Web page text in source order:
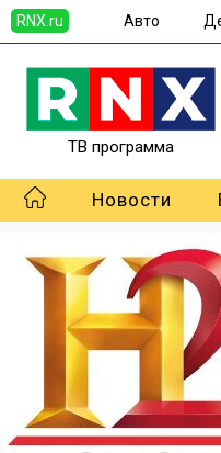
RNX.ru Авто
ТВ программа
Новости